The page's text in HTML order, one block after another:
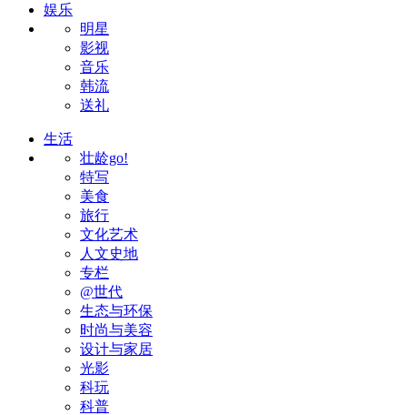
娱乐
明星
影视
音乐
韩流
送礼
生活
壮龄go!
特写
美食
旅行
文化艺术
人文史地
专栏
@世代
生态与环保
时尚与美容
设计与家居
光影
科玩
科普